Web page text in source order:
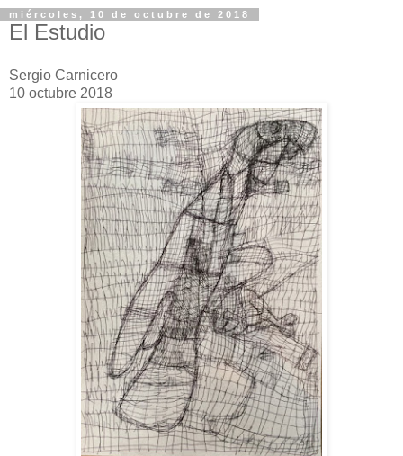
miércoles, 10 de octubre de 2018
El Estudio
Sergio Carnicero
10 octubre 2018